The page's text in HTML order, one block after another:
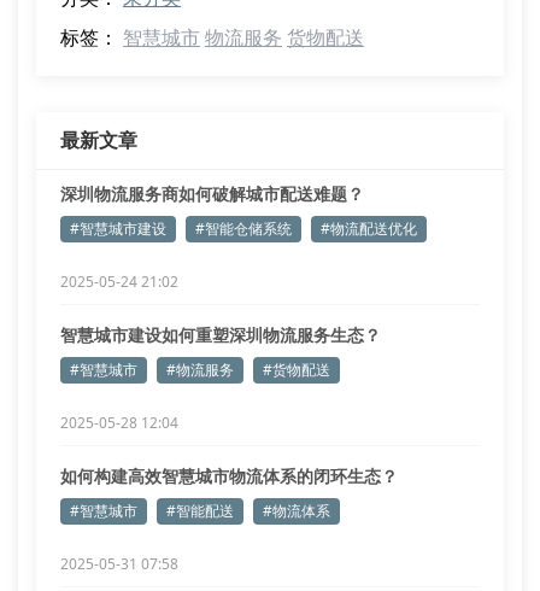
标签： 智慧城市物流服务 货物配送
最新文章
深圳物流服务商如何破解城市配送难题？
#智慧城市建设 #智能仓储系统 #物流配送优化
2025-05-24 21:02
智慧城市建设如何重塑深圳物流服务生态？
#智慧城市 #物流服务 #货物配送
2025-05-28 12:04
如何构建高效智慧城市物流体系的闭环生态？
#智慧城市 #智能配送 #物流体系
2025-05-31 07:58